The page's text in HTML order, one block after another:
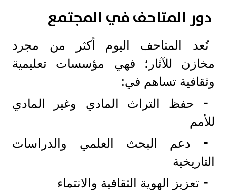
دور المتاحف في المجتمع
تُعد المتاحف اليوم أكثر من مجرد
مخازن للآثار؛ فهي مؤسسات تعليمية
وثقافية تساهم في:
⁃ حفظ التراث المادي وغير المادي
للأمم
⁃ دعم البحث العلمي والدراسات
التاريخية
⁃ تعزيز الهوية الثقافية والانتماء